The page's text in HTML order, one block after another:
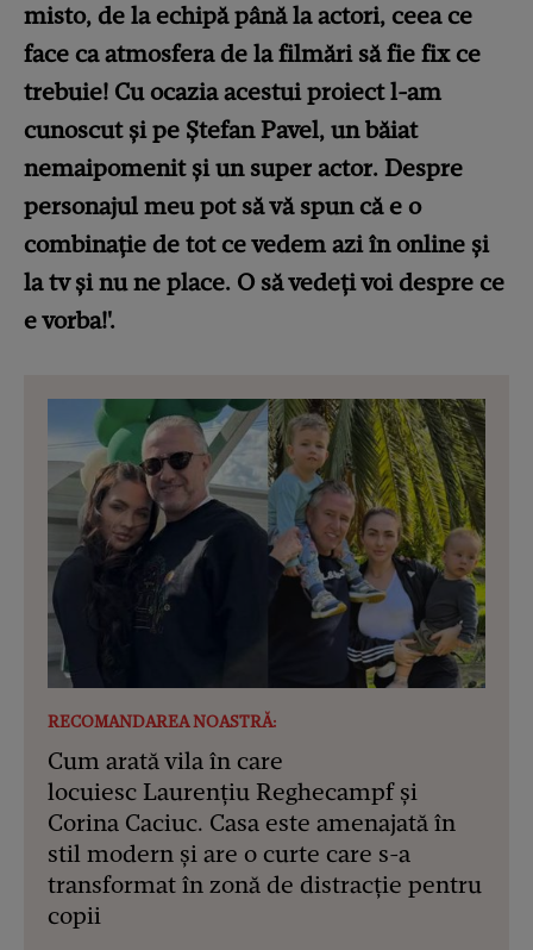
misto, de la echipă până la actori, ceea ce
face ca atmosfera de la filmări să fie fix ce
trebuie! Cu ocazia acestui proiect l-am
cunoscut și pe Ștefan Pavel, un băiat
nemaipomenit și un super actor. Despre
personajul meu pot să vă spun că e o
combinație de tot ce vedem azi în online și
la tv și nu ne place. O să vedeți voi despre ce
e vorba!'.
RECOMANDAREA NOASTRĂ:
Cum arată vila în care
locuiesc Laurențiu Reghecampf și
Corina Caciuc. Casa este amenajată în
stil modern și are o curte care s-a
transformat în zonă de distracție pentru
copii